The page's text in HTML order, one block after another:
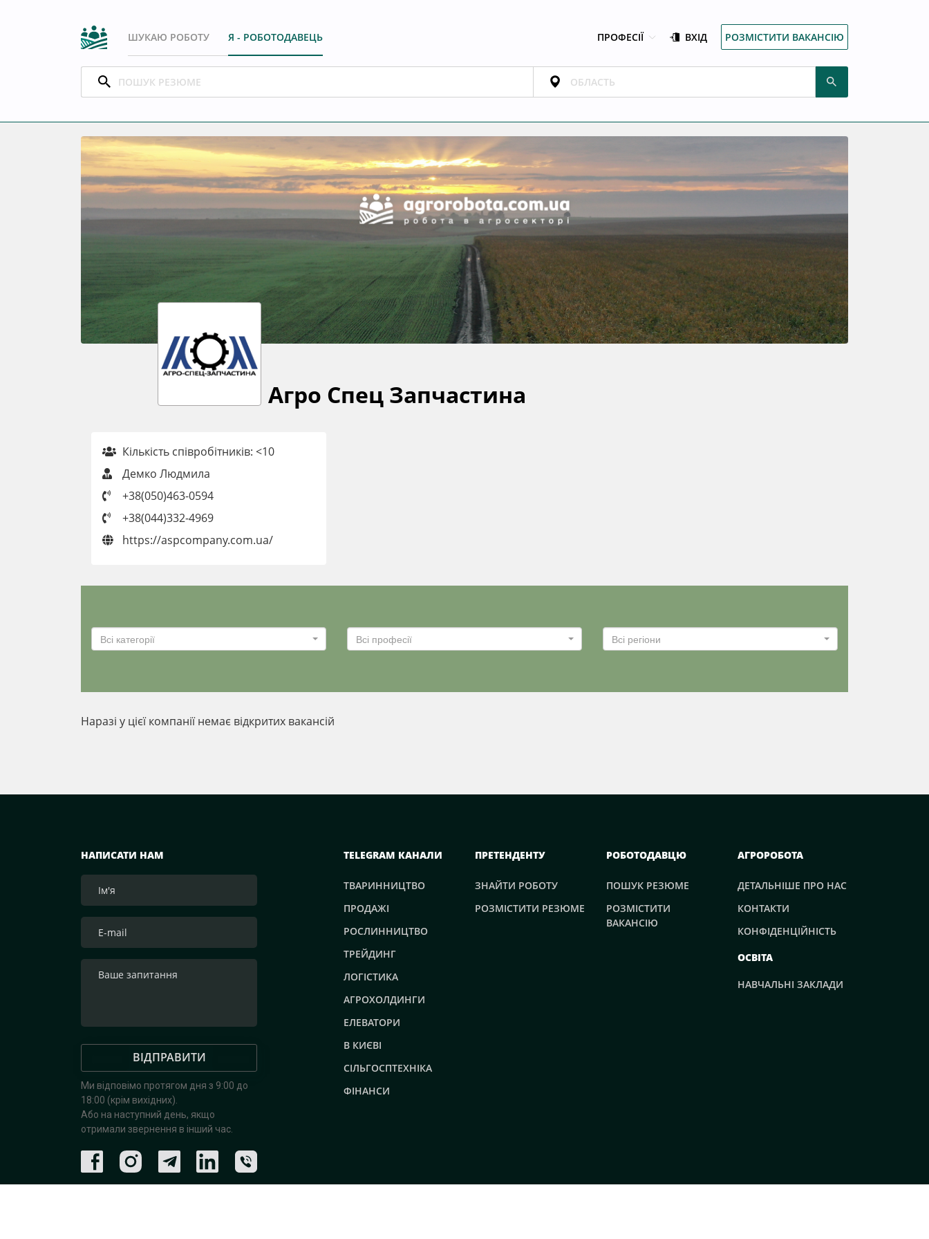
ШУКАЮ РОБОТУ Я - РОБОТОДАВЕЦЬ ПРОФЕСІЇ ВХІД РОЗМІСТИТИ ВАКАНСІЮ
Агро Спец Запчастина
Кількість співробітників: <10
Демко Людмила
+38(050)463-0594
+38(044)332-4969
https://aspcompany.com.ua/
Всі категорії Всі професії Всі регіони
Наразі у цієї компанії немає відкритих вакансій
НАПИСАТИ НАМ
ВІДПРАВИТИ
Ми відповімо протягом дня з 9:00 до
18:00 (крім вихідних).
Або на наступний день, якщо
отримали звернення в інший час.
TELEGRAM КАНАЛИ
ТВАРИННИЦТВО
ПРОДАЖІ
РОСЛИННИЦТВО
ТРЕЙДИНГ
ЛОГІСТИКА
АГРОХОЛДИНГИ
ЕЛЕВАТОРИ
В КИЄВІ
СІЛЬГОСПТЕХНІКА
ФІНАНСИ
ПРЕТЕНДЕНТУ
ЗНАЙТИ РОБОТУ
РОЗМІСТИТИ РЕЗЮМЕ
РОБОТОДАВЦЮ
ПОШУК РЕЗЮМЕ
РОЗМІСТИТИ
ВАКАНСІЮ
АГРОРОБОТА
ДЕТАЛЬНІШЕ ПРО НАС
КОНТАКТИ
КОНФІДЕНЦІЙНІСТЬ
ОСВІТА
НАВЧАЛЬНІ ЗАКЛАДИ